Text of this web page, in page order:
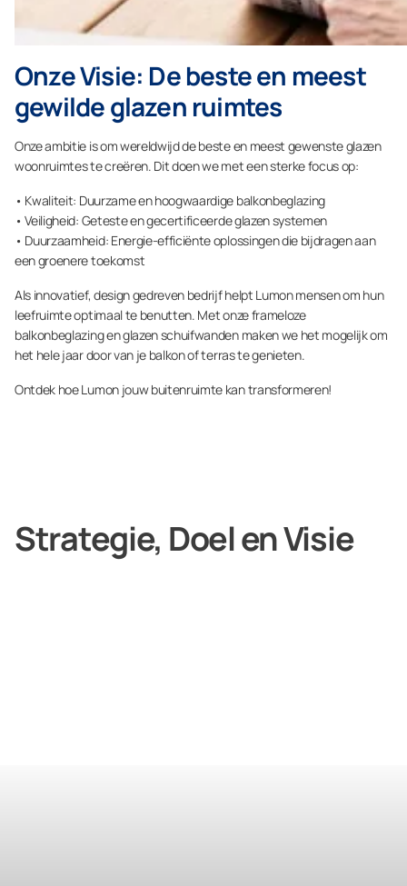
Onze Visie: De beste en meest
gewilde glazen ruimtes
Onze ambitie is om wereldwijd de beste en meest gewenste glazen
woonruimtes te creëren. Dit doen we met een sterke focus op:
• Kwaliteit: Duurzame en hoogwaardige balkonbeglazing
• Veiligheid: Geteste en gecertificeerde glazen systemen
• Duurzaamheid: Energie-efficiënte oplossingen die bijdragen aan
een groenere toekomst
Als innovatief, design gedreven bedrijf helpt Lumon mensen om hun
leefruimte optimaal te benutten. Met onze frameloze
balkonbeglazing en glazen schuifwanden maken we het mogelijk om
het hele jaar door van je balkon of terras te genieten.
Ontdek hoe Lumon jouw buitenruimte kan transformeren!
Strategie, Doel en Visie